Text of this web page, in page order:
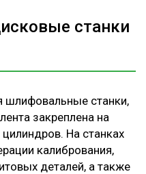
станки
станки,
закреплена на
На станках
калибрования,
деталей, а также